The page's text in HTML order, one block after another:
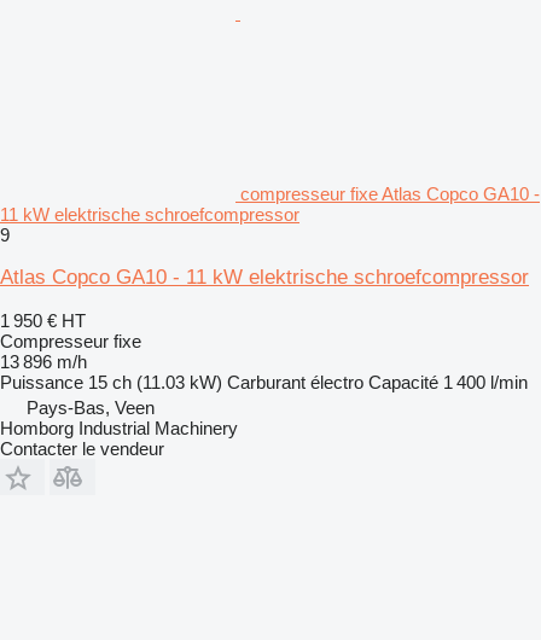
compresseur fixe Atlas Copco GA10 -
11 kW elektrische schroefcompressor
9
Atlas Copco GA10 - 11 kW elektrische schroefcompressor
1 950 € HT
Compresseur fixe
13 896 m/h
Puissance 15 ch (11.03 kW) Carburant électro Capacité 1 400 l/min
Pays-Bas, Veen
Homborg Industrial Machinery
Contacter le vendeur